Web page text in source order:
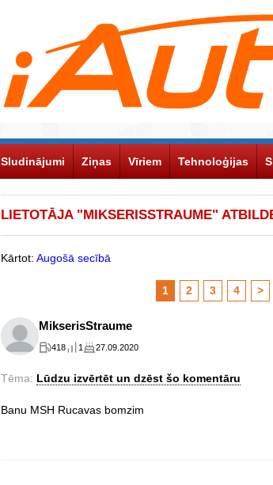
Sludinājumi Ziņas Vīriem Tehnoloģijas
LIETOTĀJA "MIKSERISSTRAUME"
Kārtot: Augošā secībā
1 2 3 4 >
MikserisStraume
418 1 27.09.2020
Tēma: Lūdzu izvērtēt un dzēst šo komentāru
Banu MSH Rucavas bomzim